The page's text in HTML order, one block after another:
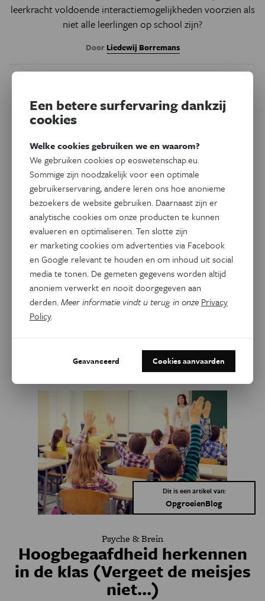
leerkracht voldoende interactiemogelijkheden voorzien als
niet alle leerlingen op school zijn?
Door Liedewij Borremans
Nu in Psyche&Brein Psyche & Brein
Driewerf hoera voor de
leerkracht!
Het grootste onderwijsexperiment uit de geschiedenis kan
ons veel leren. Afstandsonderwijs en digitaal leren bieden
heel wat kansen voor onderwijs op maat, maar de
DoorLiesbeth Gijsel
Dit is een artikel van:
OpgroeienBlog
Psyche & Brein
Hoogbegaafdheid herkennen
in de klas (Vergeet de meisjes
niet...)
Een betere surfervaring dankzij
cookies
Welke cookies gebruiken we en waarom?
We gebruiken cookies op eoswetenschap.eu.
Sommige zijn noodzakelijk voor een optimale
gebruikerservaring, andere leren ons hoe anonieme
bezoekers de website gebruiken. Daarnaast zijn er
analytische cookies om onze producten te kunnen
evalueren en optimaliseren. Ten slotte zijn
er marketing cookies om advertenties via Facebook
en Google relevant te houden en om inhoud uit social
media te tonen. De gemeten gegevens worden altijd
anoniem verwerkt en nooit doorgegeven aan
derden.Meer informatie vindt u terug in onze Privacy
Policy.
Geavanceerd Cookies aanvaarden